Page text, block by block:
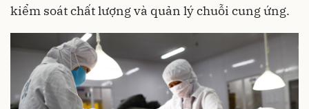
kiểm soát chất lượng và quản lý chuỗi cung ứng.